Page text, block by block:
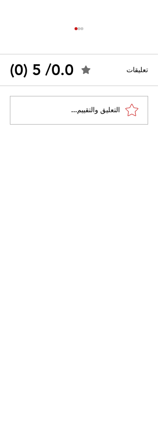
القضاء الإداري يقضي بحل
نقابة "كنابست"
تعليقات 0.0/ 5 (0)
التعليق والتقييم...